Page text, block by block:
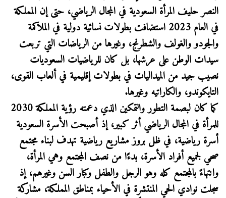
النصر حليف المرأة السعودية في المجال الرياضي، حتى إن المملكة
في العام 2023 استضافت بطولات نسائية دولية في الملاكمة
والجودو والغولف والشطرنج، وغيرها من الرياضات التي تربعت
سيدات الوطن على عرشها، بل كان للرياضيات السعوديات
نصيب جيد من الميداليات في بطولات إقليمية في ألعاب القوى،
التايكوندو، والكاراتيه وغيرها.
كما كان لبصمة التطور والتمكين الذي دعمته رؤية المملكة 2030
للمرأة في المجال الرياضي أثر كبير، إذ أصبحت الأسرة السعودية
أسرة رياضية، في ظل بروز مشاريع رياضية تهدف لبناء مجتمع
صحي لجميع أفراد الأسرة، بدءًا من نصف المجتمع وهي المرأة،
وانتهاءً بالمجتمع كله وهو الرجل والطفل وكبار السن وغيرهم، إذ
سجلت نوادي الحي المنتشرة في الأحياء بمناطق المملكة، مشاركة